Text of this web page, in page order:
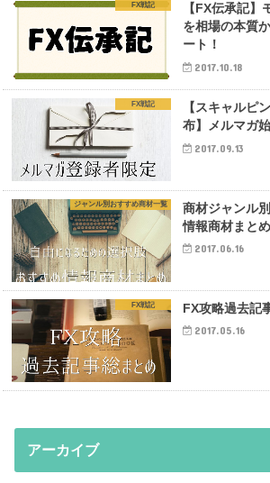
FX戦記
【FX伝承記】
を相場の本質
ート！
2017.10.18
FX戦記
【スキャルピ
布】メルマガ
2017.09.13
ジャンル別おすすめ商材一覧
商材ジャンル
情報商材まと
2017.06.16
FX戦記 FX攻略過去記
2017.05.16
アーカイブ